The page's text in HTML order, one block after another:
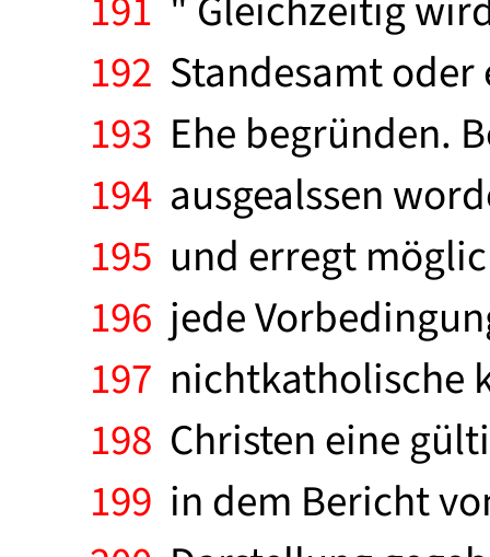
192 Standesamt
193 Ehe begründen.
194 ausgealssen
195 und erregt
196 jede
197 nichtkatholische
198 Christen eine
199 in dem Bericht